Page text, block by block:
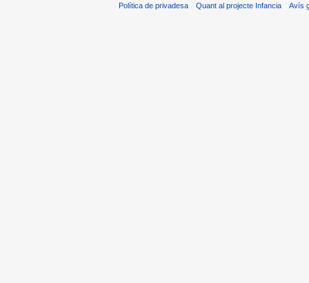
Política de privadesa Quant al projecte Infancia Avís